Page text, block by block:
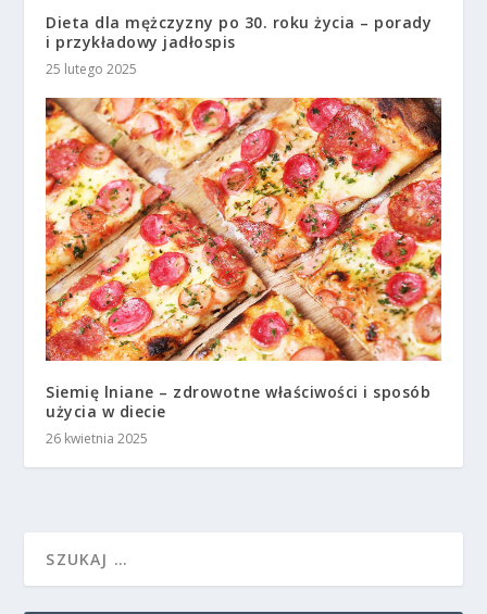
Dieta dla mężczyzny po 30. roku życia – porady
i przykładowy jadłospis
25 lutego 2025
Siemię lniane – zdrowotne właściwości i sposób
użycia w diecie
26 kwietnia 2025